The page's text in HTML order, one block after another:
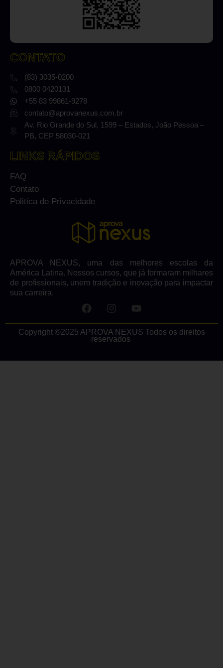
CONTATO
(83) 3035-0200
0800 0420131
+55 83 99861-9278
contato@aprovanexus.com.br
Av. Rio Grande do Sul, 1599 – Estados, João Pessoa –
PB, CEP 58030-021
LINKS RÁPIDOS
FAQ
Contato
Politica de Privacidade
APROVA NEXUS, uma das melhores escolas da
América Latina. Nossos cursos, que já formaram milhares
de profissionais, unem tradição e inovação para impactar
sua carreira.
Copyright ©2025 APROVA NEXUS Todos os direitos
reservados